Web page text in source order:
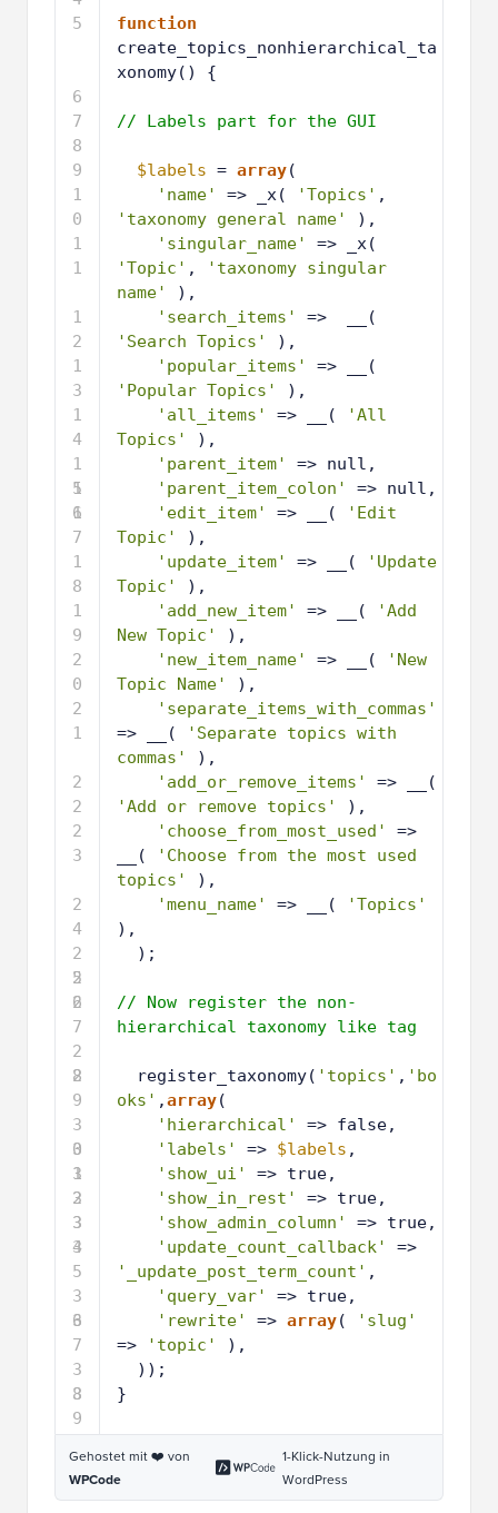
5
6
7
8
9
1
0
1
1
1
2
1
3
1
4
1
5
1
6
1
7
1
8
1
9
2
0
2
1
2
2
2
3
2
4
2
5
2
6
2
7
2
8
2
9
3
0
3
1
3
2
3
3
3
4
3
5
3
6
3
7
3
8
3
9
function
create_topics_nonhierarchical_ta
xonomy() {
// Labels part for the GUI
$labels = array(
'name'
=> _x( 'Topics'
'taxonomy general name'
),
'singular_name'
'Topic' ,
'taxonomy singular
name'
),
'search_items'
'Search Topics'
),
'popular_items'
'Popular Topics'
),
'all_items'
=> __(
'All
Topics'
),
'parent_item'
=> null,
'parent_item_colon'
=> null,
'edit_item'
=> __(
'Edit
Topic'
),
'update_item'
=> __(
'Update
Topic'
),
'add_new_item'
=> __(
'Add
New Topic'
),
'new_item_name'
=> __(
'New
Topic Name'
),
'separate_items_with_commas'
=> __(
'Separate topics with
commas'
),
'add_or_remove_items'
'Add or remove topics'
),
'choose_from_most_used'
=>
__(
'Choose from the most used
topics'
),
'menu_name'
=> __(
'Topics'
),
);
// Now register the non-
hierarchical taxonomy like tag
register_taxonomy( 'topics' , 'bo
oks' ,array(
'hierarchical'
=> false,
'labels'
=> $labels ,
'show_ui'
=> true,
'show_in_rest'
=> true,
'show_admin_column'
=> true,
'update_count_callback'
'_update_post_term_count' ,
'query_var'
=> true,
'rewrite'
=> array(
'slug'
=>
'topic'
),
));
}
Gehostet mit ❤️ von
WPCode
1-Klick-Nutzung in
WordPress